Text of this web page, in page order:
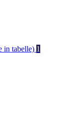
in tabelle) 1